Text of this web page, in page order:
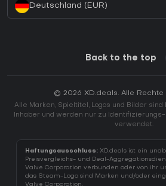
Deutschland (EUR)
Back to the top
© 2026 XD.deals. Alle
Alle Marken, Spieltitel, Logos und Bilder
Inhaber und werden nur zu
verwendet.
Haftungsausschluss: XD.deals ist ein
Preisvergleichs- und Deal-
Valve Corporation verbunden oder von ihr
das Steam-Logo sind Marken und/oder
Valve Corporation.